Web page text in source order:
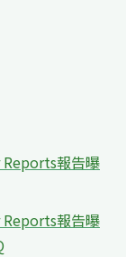
報告曝
報告曝